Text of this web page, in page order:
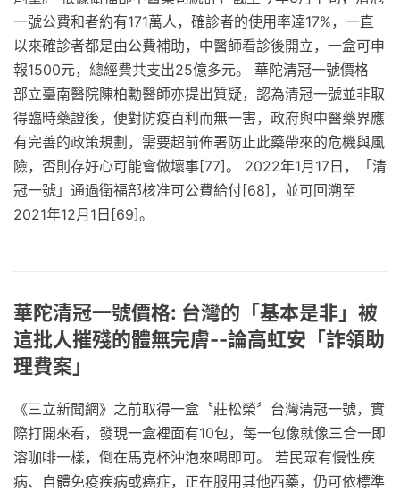
一號公費和者約有171萬人，確診者的使用率達17%，一直
以來確診者都是由公費補助，中醫師看診後開立，一盒可申
報1500元，總經費共支出25億多元。 華陀清冠一號價格
部立臺南醫院陳柏勳醫師亦提出質疑，認為清冠一號並非取
得臨時藥證後，便對防疫百利而無一害，政府與中醫藥界應
有完善的政策規劃，需要超前佈署防止此藥帶來的危機與風
險，否則存好心可能會做壞事[77]。 2022年1月17日，「清
冠一號」通過衛福部核准可公費給付[68]，並可回溯至
2021年12月1日[69]。
華陀清冠一號價格: 台灣的「基本是非」被
這批人摧殘的體無完膚--論高虹安「詐領助
理費案」
《三立新聞網》之前取得一盒〝莊松榮〞台灣清冠一號，實
際打開來看，發現一盒裡面有10包，每一包像就像三合一即
溶咖啡一樣，倒在馬克杯沖泡來喝即可。 若民眾有慢性疾
病、自體免疫疾病或癌症，正在服用其他西藥，仍可依標準